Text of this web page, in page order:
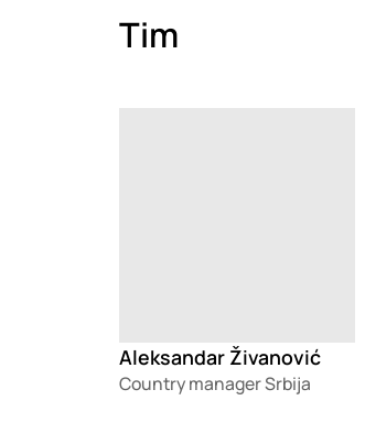
Tim
Aleksandar Živanović
Country manager Srbija